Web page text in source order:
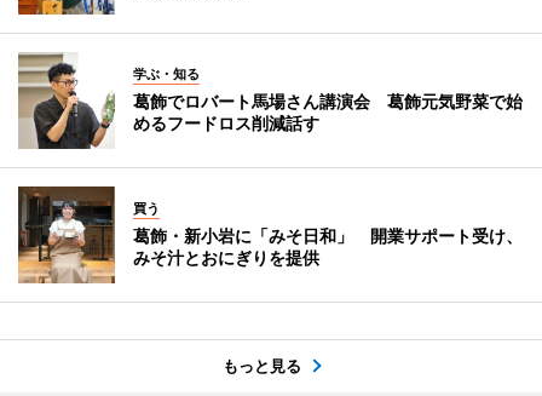
学ぶ・知る
葛飾でロバート馬場さん講演会 葛飾元気野菜で始
めるフードロス削減話す
買う
葛飾・新小岩に「みそ日和」 開業サポート受け、
みそ汁とおにぎりを提供
もっと見る